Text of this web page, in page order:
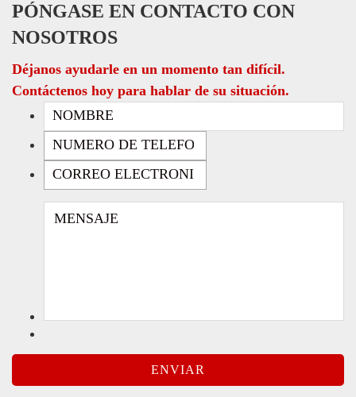
PÓNGASE EN CONTACTO CON
NOSOTROS
Déjanos ayudarle en un momento tan difícil.
Contáctenos hoy para hablar de su situación.